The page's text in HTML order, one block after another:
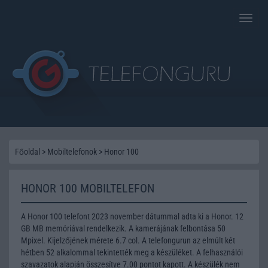
Toggle
Főoldal > Mobiltelefonok > Honor 100
HONOR 100 MOBILTELEFON
A Honor 100 telefont 2023 november dátummal adta ki a Honor. 12
GB MB memóriával rendelkezik. A kamerájának felbontása 50
Mpixel. Kijelzőjének mérete 6.7 col. A telefongurun az elmúlt két
hétben 52 alkalommal tekintették meg a készüléket. A felhasználói
szavazatok alapján összesítve 7.00 pontot kapott. A készülék nem